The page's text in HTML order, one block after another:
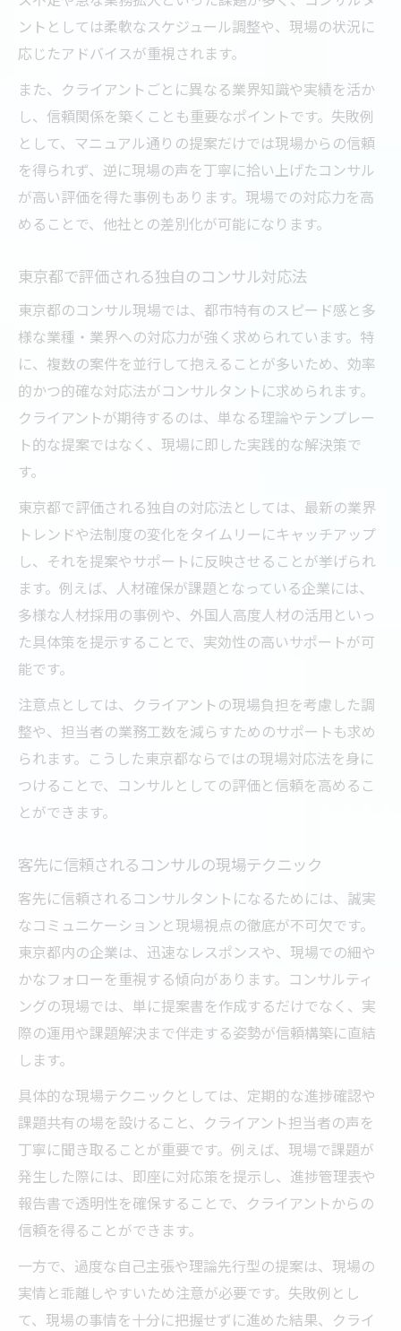
ントとしては柔軟なスケジュール調整や、現場の状況に
応じたアドバイスが重視されます。
また、クライアントごとに異なる業界知識や実績を活か
し、信頼関係を築くことも重要なポイントです。失敗例
として、マニュアル通りの提案だけでは現場からの信頼
を得られず、逆に現場の声を丁寧に拾い上げたコンサル
が高い評価を得た事例もあります。現場での対応力を高
めることで、他社との差別化が可能になります。
東京都で評価される独自のコンサル対応法
東京都のコンサル現場では、都市特有のスピード感と多
様な業種・業界への対応力が強く求められています。特
に、複数の案件を並行して抱えることが多いため、効率
的かつ的確な対応法がコンサルタントに求められます。
クライアントが期待するのは、単なる理論やテンプレー
ト的な提案ではなく、現場に即した実践的な解決策で
す。
東京都で評価される独自の対応法としては、最新の業界
トレンドや法制度の変化をタイムリーにキャッチアップ
し、それを提案やサポートに反映させることが挙げられ
ます。例えば、人材確保が課題となっている企業には、
多様な人材採用の事例や、外国人高度人材の活用といっ
た具体策を提示することで、実効性の高いサポートが可
能です。
注意点としては、クライアントの現場負担を考慮した調
整や、担当者の業務工数を減らすためのサポートも求め
られます。こうした東京都ならではの現場対応法を身に
つけることで、コンサルとしての評価と信頼を高めるこ
とができます。
客先に信頼されるコンサルの現場テクニック
客先に信頼されるコンサルタントになるためには、誠実
なコミュニケーションと現場視点の徹底が不可欠です。
東京都内の企業は、迅速なレスポンスや、現場での細や
かなフォローを重視する傾向があります。コンサルティ
ングの現場では、単に提案書を作成するだけでなく、実
際の運用や課題解決まで伴走する姿勢が信頼構築に直結
します。
具体的な現場テクニックとしては、定期的な進捗確認や
課題共有の場を設けること、クライアント担当者の声を
丁寧に聞き取ることが重要です。例えば、現場で課題が
発生した際には、即座に対応策を提示し、進捗管理表や
報告書で透明性を確保することで、クライアントからの
信頼を得ることができます。
一方で、過度な自己主張や理論先行型の提案は、現場の
実情と乖離しやすいため注意が必要です。失敗例とし
て、現場の事情を十分に把握せずに進めた結果、クライ